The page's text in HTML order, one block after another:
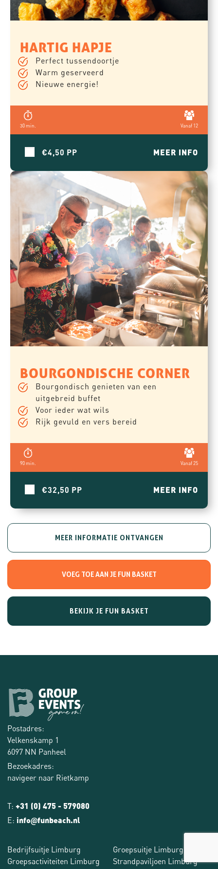
HARTIG HAPJE
Perfect tussendoortje
Warm geserveerd
Nieuwe energie!
30 min. Vanaf 12
€4,50 MEER INFO
BOURGONDISCHE CORNER
Bourgondisch genieten van een
uitgebreid buffet
Voor ieder wat wils
Rijk gevuld en vers bereid
90 min. Vanaf 25
€32,50 MEER INFO
MEER INFORMATIE ONTVANGEN
BEKIJK JE FUN BASKET
Postadres:
Velkenskamp 1
6097 NN Panheel
Bezoekadres:
navigeer naar Rietkamp
T: +31 (0) 475 - 579080
E: info@funbeach.nl
Bedrijfsuitje Limburg
Groepsactiviteiten Limburg
Groepsuitje Limburg
Strandpaviljoen Limburg